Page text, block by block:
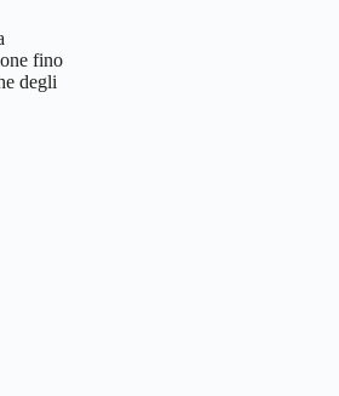
fino
degli